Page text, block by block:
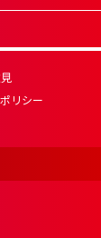
リシー